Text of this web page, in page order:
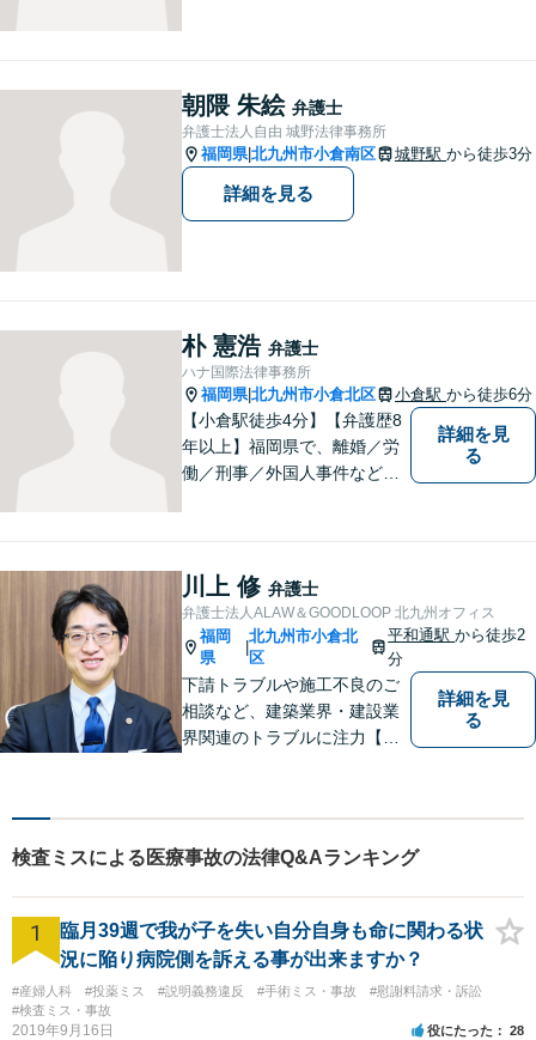
ション」をモットーに問題の
本質把握から解決に至るまで
懇切丁寧に対応します！【宅
建士資格あり】
朝隈 朱絵 弁護士
弁護士法人自由 城野法律事務所
福岡県|北九州市小倉南区 城野駅 から徒歩3分
詳細を見る
朴 憲浩 弁護士
ハナ国際法律事務所
福岡県|北九州市小倉北区 小倉駅 から徒歩6分
【小倉駅徒歩4分】【弁護歴8
年以上】福岡県で、離婚／労
働／刑事／外国人事件などに
会話のキャッチボールを積み
重ねながら解決へと動いてま
いります。【韓国語対応可】
詳細を見
る
川上 修 弁護士
弁護士法人ALAW＆GOODLOOP 北九州オフィス
福岡
県
|
北九州市小倉北
区
平和通駅から徒歩2
分
下請トラブルや施工不良のご
相談など、建築業界・建設業
界関連のトラブルに注力【企
のご相談はお任せください
株式発行も対応【小倉駅3分】
詳細を見
る
検査ミスによる医療事故の法律Q&Aランキング
1
臨月39週で我が子を失い自分自身も命に関わる状
況に陥り病院側を訴える事が出来ますか？
#産婦人科 #投薬ミス #説明義務違反 #手術ミス・事故
#慰謝料請求・訴訟
#検査ミス・事故
2019年9月16日 役にたった 28